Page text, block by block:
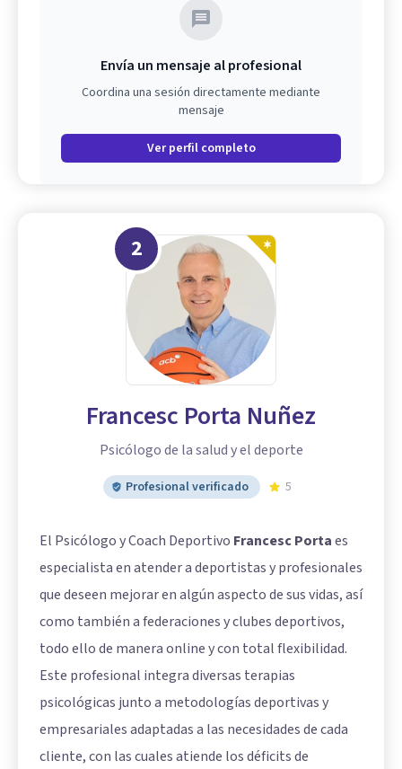
Envía un mensaje al profesional
Coordina una sesión directamente mediante
mensaje
Ver perfil completo
2
Francesc Porta Nuñez
Psicólogo de la salud y el deporte
Profesional verificado 5
El Psicólogo y Coach Deportivo Francesc Portaes
especialista en atender a deportistas y profesionales
que deseen mejorar en algún aspecto de sus vidas, así
como también a federaciones y clubes deportivos,
todo ello de manera online y con total flexibilidad.
Este profesional integra diversas terapias
psicológicas junto a metodologías deportivas y
empresariales adaptadas a las necesidades de cada
cliente, con las cuales atiende los déficits de